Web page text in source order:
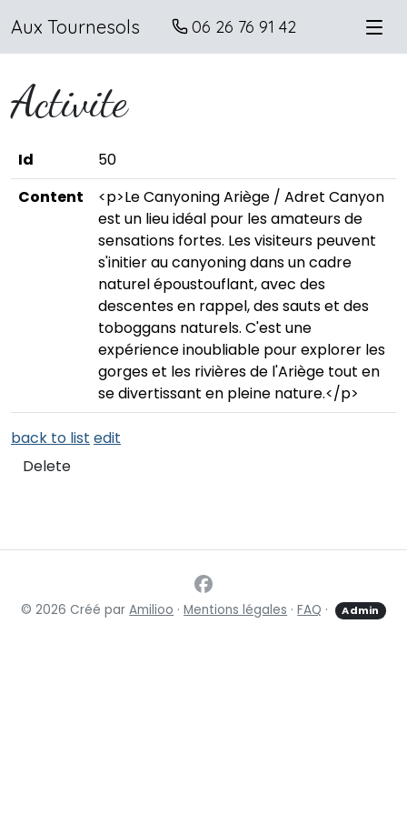
Aux Tournesols 06 26 76 91 42
Activite
Id
50
Content
<p>Le Canyoning Ariège / Adret Canyon
est un lieu idéal pour les amateurs de
sensations fortes. Les visiteurs peuvent
s'initier au canyoning dans un cadre
naturel époustouflant, avec des
descentes en rappel, des sauts et des
toboggans naturels. C'est une
expérience inoubliable pour explorer les
gorges et les rivières de l'Ariège tout en
se divertissant en pleine nature.</p>
back to list edit
Delete
© 2026 Créé parAmilioo ·Mentions légales ·FAQ · Admin